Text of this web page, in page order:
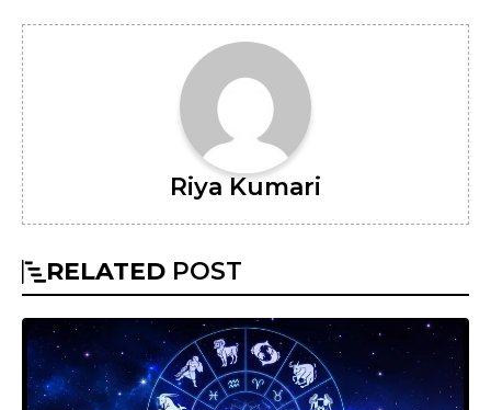
Riya Kumari
RELATED POST